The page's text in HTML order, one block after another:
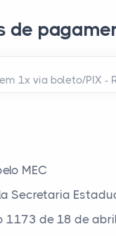
de
MEC
Secretaria
1173 de 18 de